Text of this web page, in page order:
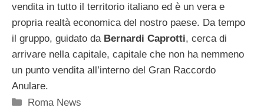
vendita in tutto il territorio italiano ed è un vera e
propria realtà economica del nostro paese. Da tempo
il gruppo, guidato da Bernardi Caprotti, cerca di
arrivare nella capitale, capitale che non ha nemmeno
un punto vendita all’interno del Gran Raccordo
Anulare.
Categorie
Roma News